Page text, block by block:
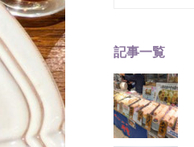
記事一覧